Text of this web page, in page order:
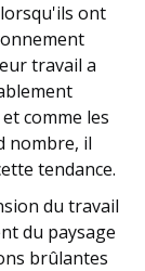
ont
travail a
comme les
nombre, il
tendance.
du travail
du paysage
brûlantes